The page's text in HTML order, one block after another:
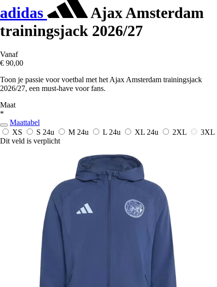
adidas
Ajax Amsterdam
trainingsjack 2026/27
Vanaf
€ 90,00
Toon je passie voor voetbal met het Ajax Amsterdam trainingsjack
2026/27, een must-have voor fans.
Maat
*
Maattabel
XS
S 24u M 24u L 24u XL 24u 2XL
3XL
Dit veld is verplicht